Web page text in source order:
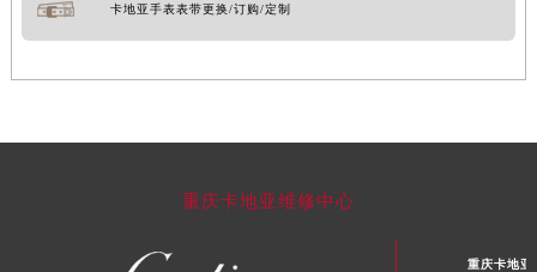
卡地亚手表表带更换/订购/定制
重庆卡地亚维修中心
重庆卡地亚